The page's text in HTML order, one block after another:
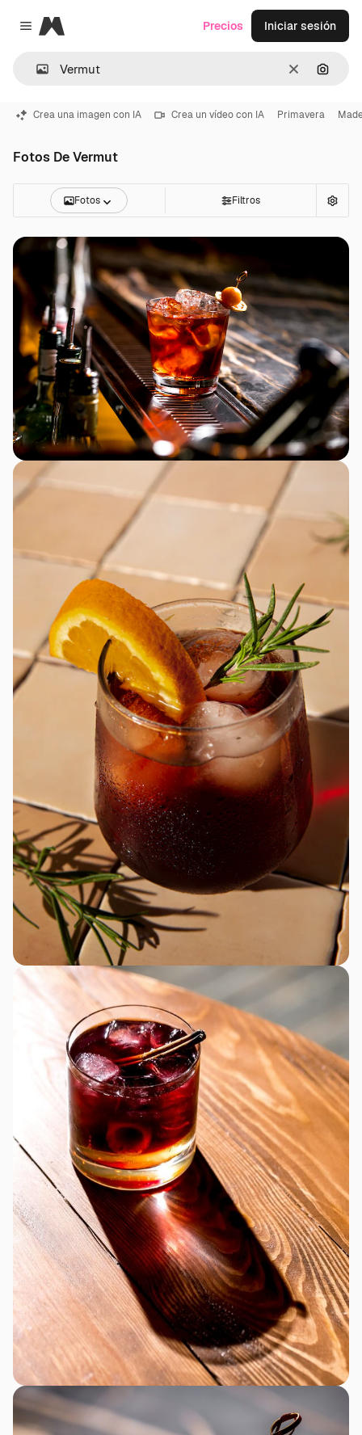
Close menu
Magnific
Borrar
Precios Iniciar sesión
Crea una imagen con IA Crea un vídeo con IA Primavera
Fotos De Vermut
Fotos Filtros